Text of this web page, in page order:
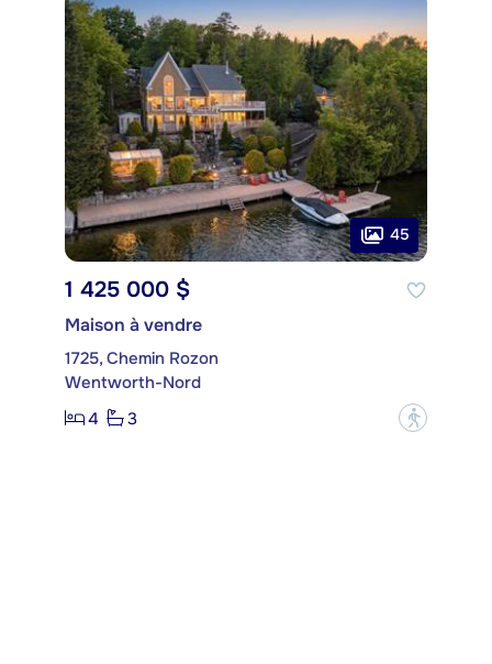
45
1 425 000 $
Maison à vendre
1725, Chemin Rozon
Wentworth-Nord
4
3 ?